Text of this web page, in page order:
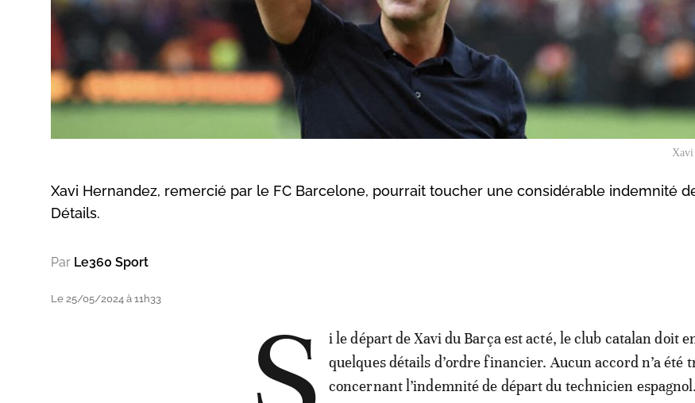
Xavi
Xavi Hernandez, remercié par le FC Barcelone, pourrait toucher une considérable indemnité
Détails.
Par Le360 Sport
Le 25/05/2024 à 11h33
i le départ de Xavi du Barça est acté, le club catalan doit
quelques détails d’ordre financier. Aucun accord n’a été
concernant l’indemnité de départ du technicien espagnol.